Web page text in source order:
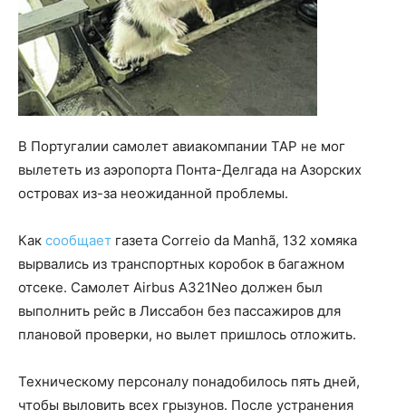
В Португалии самолет авиакомпании TAP не мог
вылететь из аэропорта Понта-Делгада на Азорских
островах из-за неожиданной проблемы.
Как сообщает газета Correio da Manhã, 132 хомяка
вырвались из транспортных коробок в багажном
отсеке. Самолет Airbus A321Neo должен был
выполнить рейс в Лиссабон без пассажиров для
плановой проверки, но вылет пришлось отложить.
Техническому персоналу понадобилось пять дней,
чтобы выловить всех грызунов. После устранения